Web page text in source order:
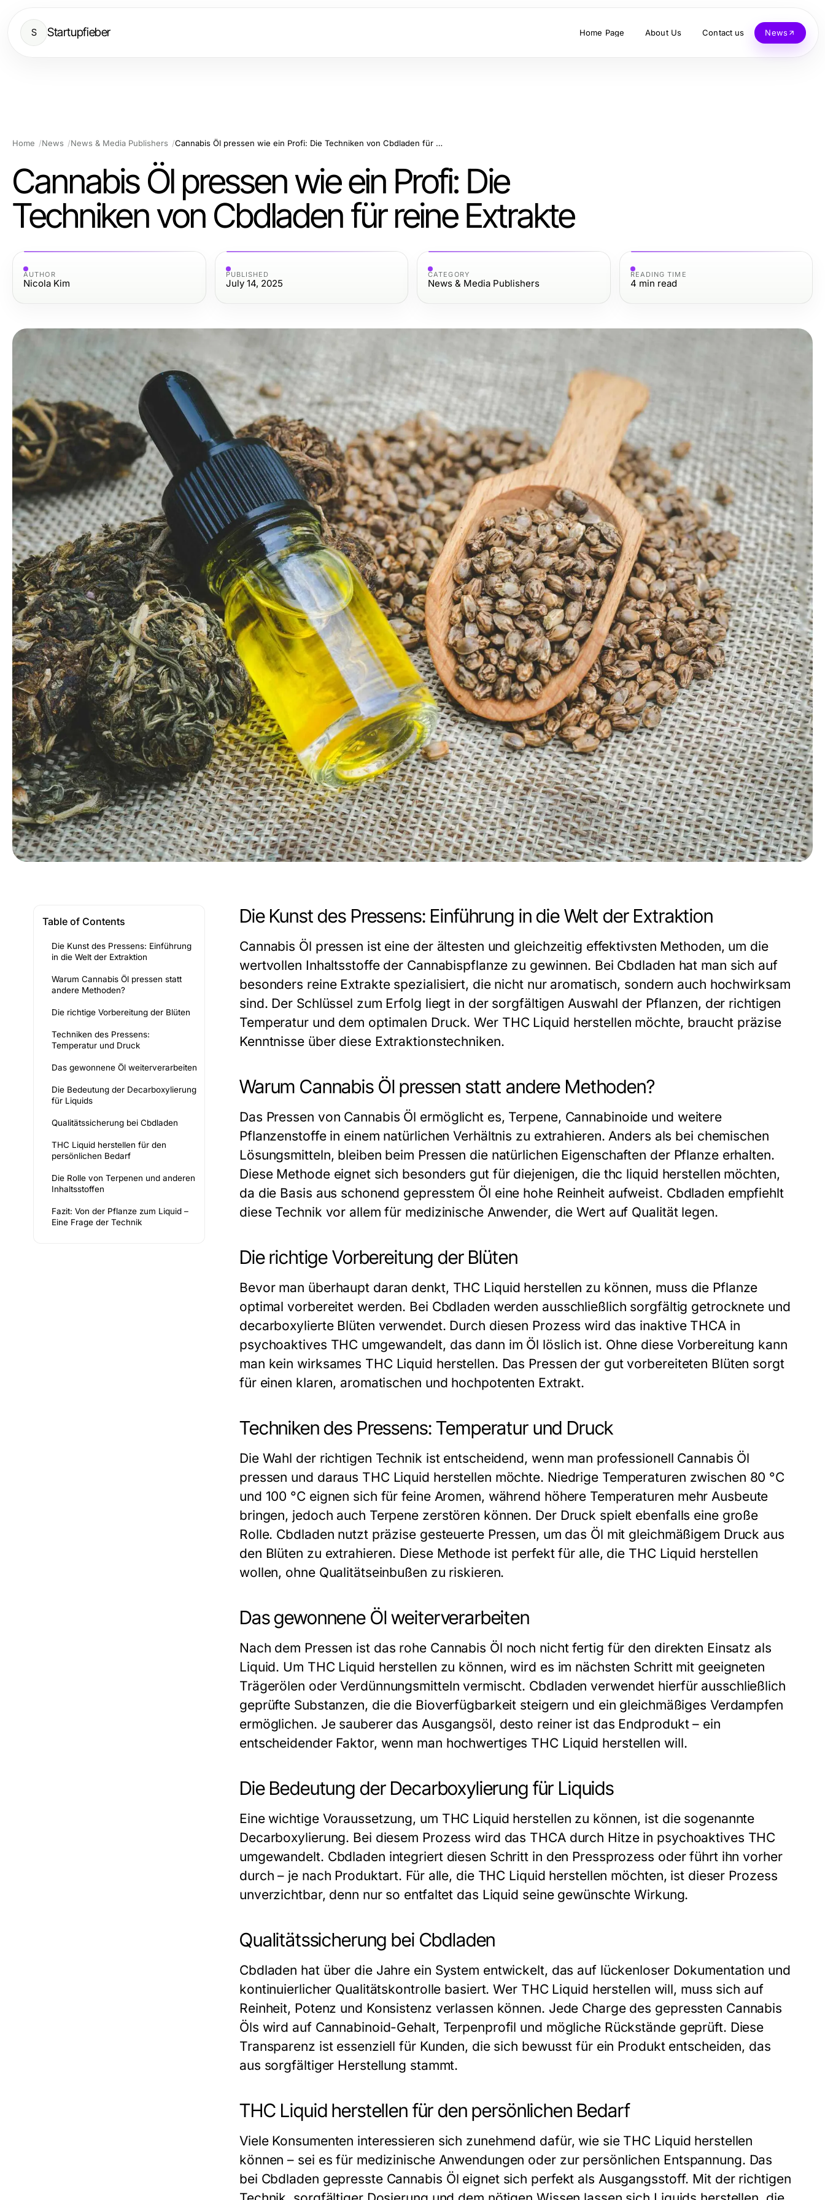
S Startupfieber Home Page About Us Contact us News
Home News News & Media Publishers Cannabis Öl pressen wie ein Profi: Die Techniken von Cbdladen für reine Extrakte
Cannabis Öl pressen wie ein Profi: Die
Techniken von Cbdladen für reine Extrakte
AUTHOR
Nicola Kim
PUBLISHED
July 14, 2025
CATEGORY
News & Media Publishers
READING TIME
4 min read
Table of Contents
Die Kunst des Pressens: Einführung
in die Welt der Extraktion
Warum Cannabis Öl pressen statt
andere Methoden?
Die richtige Vorbereitung der Blüten
Techniken des Pressens:
Temperatur und Druck
Das gewonnene Öl weiterverarbeiten
Die Bedeutung der Decarboxylierung
für Liquids
Qualitätssicherung bei Cbdladen
THC Liquid herstellen für den
persönlichen Bedarf
Die Rolle von Terpenen und anderen
Inhaltsstoffen
Fazit: Von der Pflanze zum Liquid –
Eine Frage der Technik
Die Kunst des Pressens: Einführung in die Welt der Extraktion
Cannabis Öl pressen ist eine der ältesten und gleichzeitig effektivsten Methoden, um die
wertvollen Inhaltsstoffe der Cannabispflanze zu gewinnen. Bei Cbdladen hat man sich auf
besonders reine Extrakte spezialisiert, die nicht nur aromatisch, sondern auch hochwirksam
sind. Der Schlüssel zum Erfolg liegt in der sorgfältigen Auswahl der Pflanzen, der richtigen
Temperatur und dem optimalen Druck. Wer THC Liquid herstellen möchte, braucht präzise
Kenntnisse über diese Extraktionstechniken.
Warum Cannabis Öl pressen statt andere Methoden?
Das Pressen von Cannabis Öl ermöglicht es, Terpene, Cannabinoide und weitere
Pflanzenstoffe in einem natürlichen Verhältnis zu extrahieren. Anders als bei chemischen
Lösungsmitteln, bleiben beim Pressen die natürlichen Eigenschaften der Pflanze erhalten.
Diese Methode eignet sich besonders gut für diejenigen, die thc liquid herstellen möchten,
da die Basis aus schonend gepresstem Öl eine hohe Reinheit aufweist. Cbdladen empfiehlt
diese Technik vor allem für medizinische Anwender, die Wert auf Qualität legen.
Die richtige Vorbereitung der Blüten
Bevor man überhaupt daran denkt, THC Liquid herstellen zu können, muss die Pflanze
optimal vorbereitet werden. Bei Cbdladen werden ausschließlich sorgfältig getrocknete und
decarboxylierte Blüten verwendet. Durch diesen Prozess wird das inaktive THCA in
psychoaktives THC umgewandelt, das dann im Öl löslich ist. Ohne diese Vorbereitung kann
man kein wirksames THC Liquid herstellen. Das Pressen der gut vorbereiteten Blüten sorgt
für einen klaren, aromatischen und hochpotenten Extrakt.
Techniken des Pressens: Temperatur und Druck
Die Wahl der richtigen Technik ist entscheidend, wenn man professionell Cannabis Öl
pressen und daraus THC Liquid herstellen möchte. Niedrige Temperaturen zwischen 80 °C
und 100 °C eignen sich für feine Aromen, während höhere Temperaturen mehr Ausbeute
bringen, jedoch auch Terpene zerstören können. Der Druck spielt ebenfalls eine große
Rolle. Cbdladen nutzt präzise gesteuerte Pressen, um das Öl mit gleichmäßigem Druck aus
den Blüten zu extrahieren. Diese Methode ist perfekt für alle, die THC Liquid herstellen
wollen, ohne Qualitätseinbußen zu riskieren.
Das gewonnene Öl weiterverarbeiten
Nach dem Pressen ist das rohe Cannabis Öl noch nicht fertig für den direkten Einsatz als
Liquid. Um THC Liquid herstellen zu können, wird es im nächsten Schritt mit geeigneten
Trägerölen oder Verdünnungsmitteln vermischt. Cbdladen verwendet hierfür ausschließlich
geprüfte Substanzen, die die Bioverfügbarkeit steigern und ein gleichmäßiges Verdampfen
ermöglichen. Je sauberer das Ausgangsöl, desto reiner ist das Endprodukt – ein
entscheidender Faktor, wenn man hochwertiges THC Liquid herstellen will.
Die Bedeutung der Decarboxylierung für Liquids
Eine wichtige Voraussetzung, um THC Liquid herstellen zu können, ist die sogenannte
Decarboxylierung. Bei diesem Prozess wird das THCA durch Hitze in psychoaktives THC
umgewandelt. Cbdladen integriert diesen Schritt in den Pressprozess oder führt ihn vorher
durch – je nach Produktart. Für alle, die THC Liquid herstellen möchten, ist dieser Prozess
unverzichtbar, denn nur so entfaltet das Liquid seine gewünschte Wirkung.
Qualitätssicherung bei Cbdladen
Cbdladen hat über die Jahre ein System entwickelt, das auf lückenloser Dokumentation und
kontinuierlicher Qualitätskontrolle basiert. Wer THC Liquid herstellen will, muss sich auf
Reinheit, Potenz und Konsistenz verlassen können. Jede Charge des gepressten Cannabis
Öls wird auf Cannabinoid-Gehalt, Terpenprofil und mögliche Rückstände geprüft. Diese
Transparenz ist essenziell für Kunden, die sich bewusst für ein Produkt entscheiden, das
aus sorgfältiger Herstellung stammt.
THC Liquid herstellen für den persönlichen Bedarf
Viele Konsumenten interessieren sich zunehmend dafür, wie sie THC Liquid herstellen
können – sei es für medizinische Anwendungen oder zur persönlichen Entspannung. Das
bei Cbdladen gepresste Cannabis Öl eignet sich perfekt als Ausgangsstoff. Mit der richtigen